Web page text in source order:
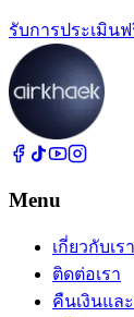
รับการประเมิน
Menu
เกี่ยวกับเรา
ติดต่อเรา
คืนเงินแล